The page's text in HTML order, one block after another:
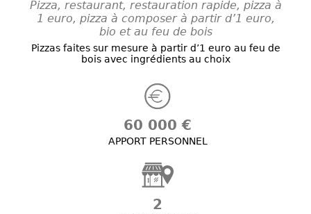
Pizza, restaurant, restauration rapide, pizza à
1 euro, pizza à composer à partir d’1 euro,
bio et au feu de bois
Pizzas faites sur mesure à partir d’1 euro au feu de
bois avec ingrédients au choix
60 000 €
APPORT PERSONNEL
2